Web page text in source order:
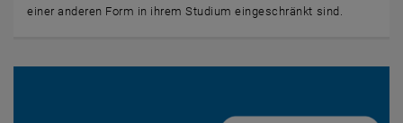
einer anderen Form in ihrem Studium eingeschränkt sind.